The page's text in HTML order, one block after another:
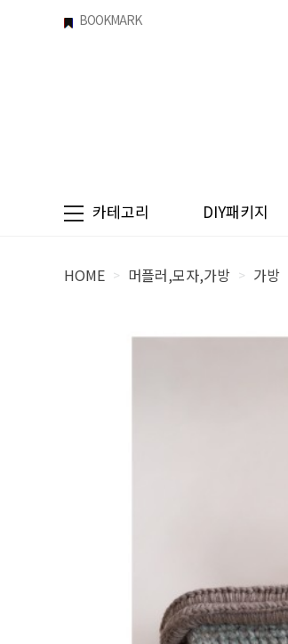
BOOKMARK
카테고리 DIY패키지
HOME > 머플러,모자,가방 > 가방